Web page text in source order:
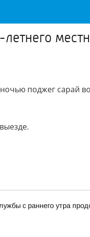
поджег сарай
с раннего утра